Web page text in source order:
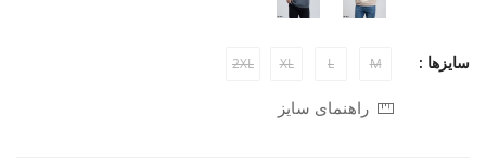
سایزها : M
L
XL
2XL
راهنمای سایز